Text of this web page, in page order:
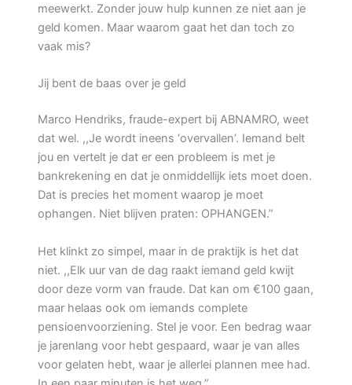
meewerkt. Zonder jouw hulp kunnen ze niet aan je
geld komen. Maar waarom gaat het dan toch zo
vaak mis?
Jij bent de baas over je geld
Marco Hendriks, fraude-expert bij ABNAMRO, weet
dat wel. ,,Je wordt ineens ‘overvallen’. Iemand belt
jou en vertelt je dat er een probleem is met je
bankrekening en dat je onmiddellijk iets moet doen.
Dat is precies het moment waarop je moet
ophangen. Niet blijven praten: OPHANGEN.”
Het klinkt zo simpel, maar in de praktijk is het dat
niet. ,,Elk uur van de dag raakt iemand geld kwijt
door deze vorm van fraude. Dat kan om €100 gaan,
maar helaas ook om iemands complete
pensioenvoorziening. Stel je voor. Een bedrag waar
je jarenlang voor hebt gespaard, waar je van alles
voor gelaten hebt, waar je allerlei plannen mee had.